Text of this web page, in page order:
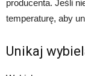
producenta. Jeśli
temperaturę, aby
Unikaj